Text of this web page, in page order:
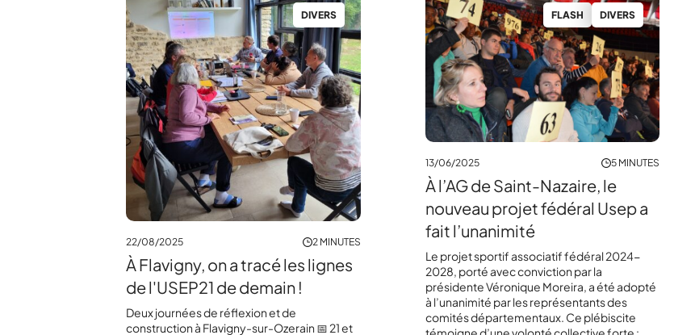
DIVERS
22/08/2025 2 MINUTES
À Flavigny, on a tracé les lignes
de l'USEP21 de demain !
Deux journées de réflexion et de
construction à Flavigny-sur-Ozerain 📅 21 et
FLASH DIVERS
13/06/2025 5 MINUTES
À l’AG de Saint-Nazaire, le
nouveau projet fédéral Usep a
fait l’unanimité
Le projet sportif associatif fédéral 2024-
2028, porté avec conviction par la
présidente Véronique Moreira, a été adopté
à l’unanimité par les représentants des
comités départementaux. Ce plébiscite